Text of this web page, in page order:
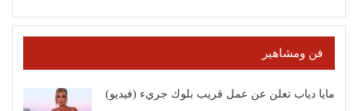
فن ومشاهير
مايا دياب تعلن عن عمل قريب بلوك جريء (فيديو)